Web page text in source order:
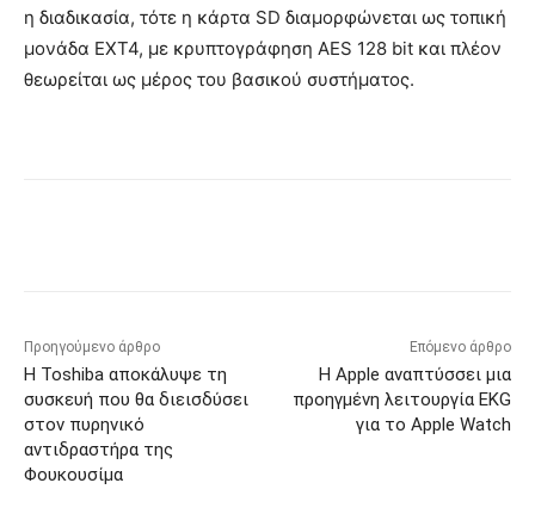
η διαδικασία, τότε η κάρτα SD διαμορφώνεται ως τοπική
μονάδα EXT4, με κρυπτογράφηση AES 128 bit και πλέον
θεωρείται ως μέρος του βασικού συστήματος.
Προηγούμενο άρθρο
Η Toshiba αποκάλυψε τη
συσκευή που θα διεισδύσει
στον πυρηνικό
αντιδραστήρα της
Φουκουσίμα
Επόμενο άρθρο
Η Apple αναπτύσσει μια
προηγμένη λειτουργία EKG
για το Apple Watch